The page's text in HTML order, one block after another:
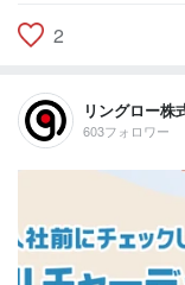
2
リングロー株
603フォロワー